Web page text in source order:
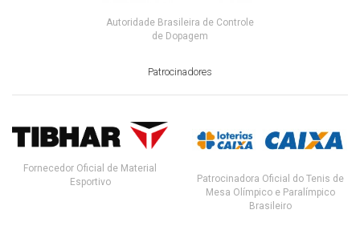
Autoridade Brasileira de Controle
de Dopagem
Patrocinadores
Fornecedor Oficial de Material
Esportivo
Patrocinadora Oficial do Tenis de
Mesa Olímpico e Paralímpico
Brasileiro